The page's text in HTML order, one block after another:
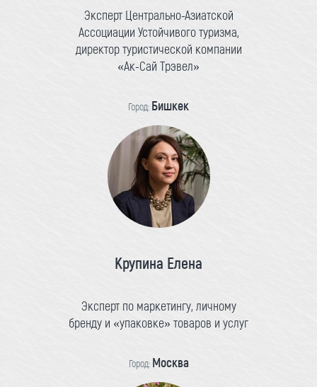
Эксперт Центрально-Азиатской
Ассоциации Устойчивого туризма,
директор туристической компании
«Ак-Сай Трэвел»
Город: Бишкек
Крупина Елена
Эксперт по маркетингу, личному
бренду и «упаковке» товаров и услуг
Город: Москва